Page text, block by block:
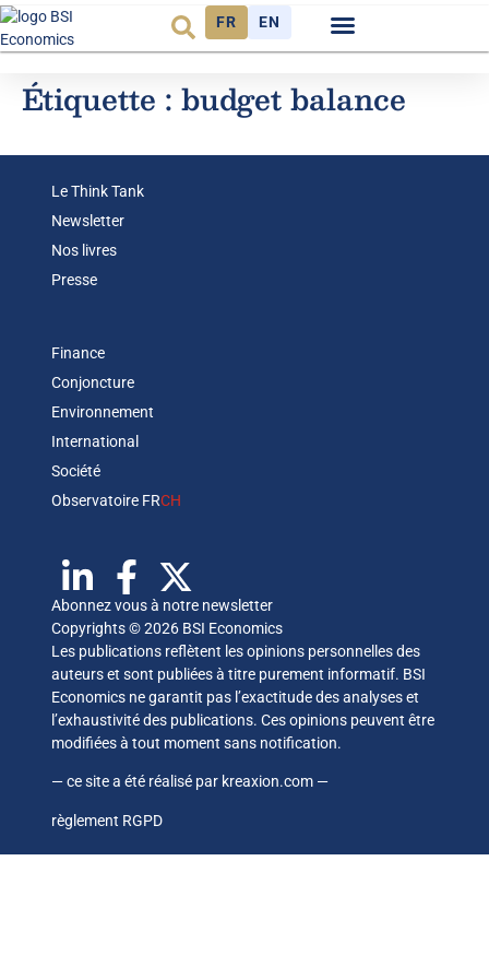
FR EN
Étiquette : budget balance
Le Think Tank
Newsletter
Nos livres
Presse
Finance
Conjoncture
Environnement
International
Société
Observatoire FRCH
Abonnez vous à notre newsletter
Copyrights © 2026 BSI Economics
Les publications reflètent les opinions personnelles des
auteurs et sont publiées à titre purement informatif. BSI
Economics ne garantit pas l’exactitude des analyses et
l’exhaustivité des publications. Ces opinions peuvent être
modifiées à tout moment sans notification.
— ce site a été réalisé par kreaxion.com —
règlement RGPD